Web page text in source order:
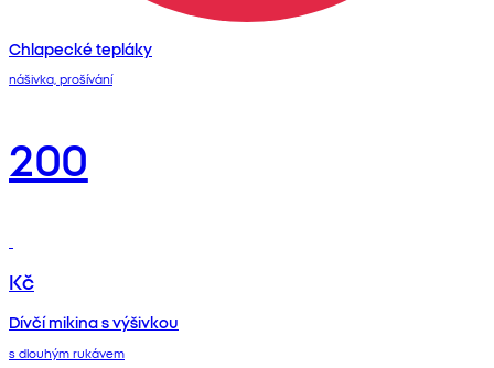
Chlapecké tepláky
nášivka, prošívání
200
Kč
Dívčí mikina s výšivkou
s dlouhým rukávem